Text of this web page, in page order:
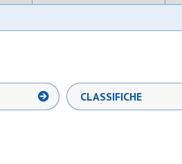
CLASSIFICHE